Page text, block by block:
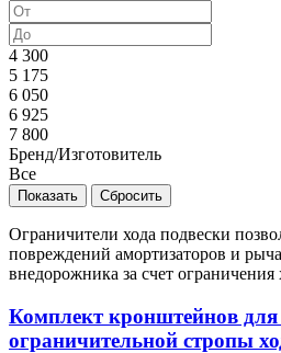
По популярности
4 300
5 175
6 050
6 925
7 800
Бренд/Изготовитель
Все
Ограничители хода подвески
повреждений амортизаторов и
внедорожника за счет ограничения
Комплект кронштейнов для
ограничительной стропы